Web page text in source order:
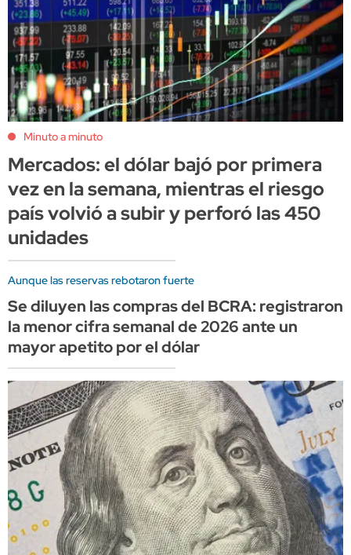
Minuto a minuto
Mercados: el dólar bajó por primera
vez en la semana, mientras el riesgo
país volvió a subir y perforó las 450
unidades
Aunque las reservas rebotaron fuerte
Se diluyen las compras del BCRA: registraron
la menor cifra semanal de 2026 ante un
mayor apetito por el dólar